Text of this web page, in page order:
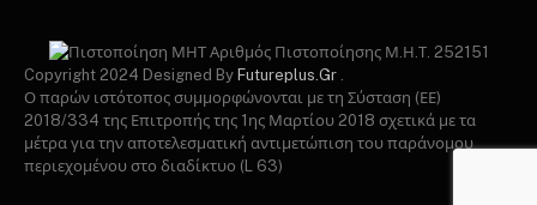
Αριθμός Πιστοποίησης Μ.Η.Τ. 252151
Copyright 2024 Designed By Futureplus.Gr .
Ο παρών ιστότοπος συμμορφώνονται με τη Σύσταση (ΕΕ)
2018/334 της Επιτροπής της 1ης Μαρτίου 2018 σχετικά με τα
μέτρα για την αποτελεσματική αντιμετώπιση του παράνομου
περιεχομένου στο διαδίκτυο (L 63)